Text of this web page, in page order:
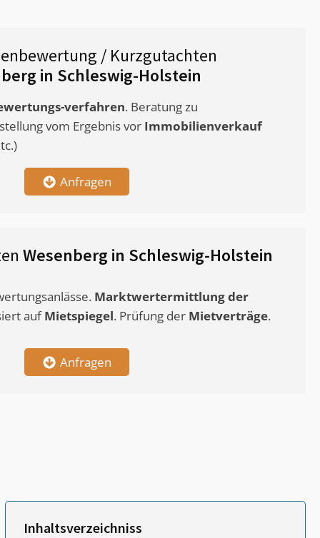
/ Kurzgutachten
in Schleswig-Holstein
verfahren. Beratung zu
vom Ergebnis vor Immobilienverkauf
Anfragen
Wesenberg in Schleswig-Holstein
Marktwertermittlungder
aufMietspiegel. Prüfung der Mietverträge.
Anfragen
Inhaltsverzeichniss